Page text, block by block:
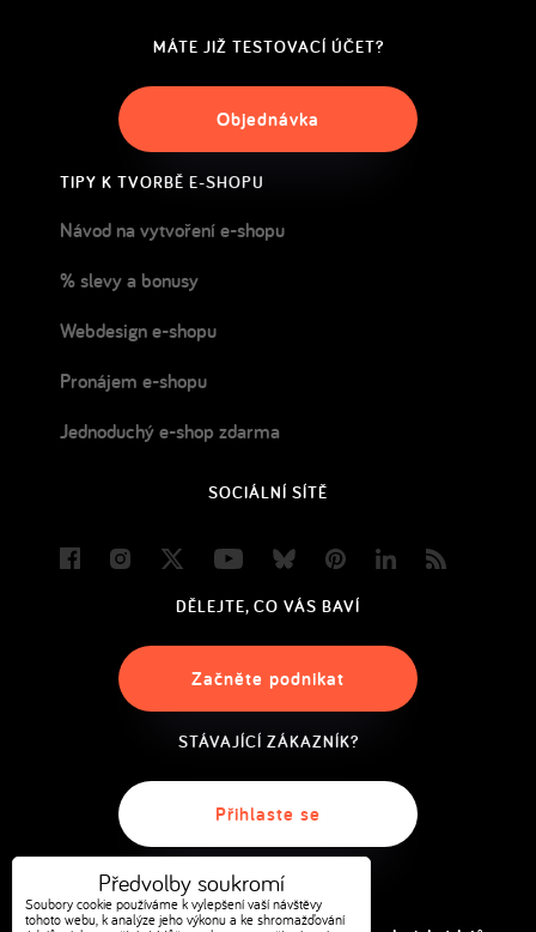
MÁTE JIŽ TESTOVACÍ ÚČET?
Objednávka
TIPY K TVORBĚ E-SHOPU
Návod na vytvoření e-shopu
% slevy a bonusy
Webdesign e-shopu
Pronájem e-shopu
Jednoduchý e-shop zdarma
SOCIÁLNÍ SÍTĚ
FacebookInstagram
Twitter YoutubeBlueskyPinterestLinkedIn
DĚLEJTE, CO VÁS BAVÍ
Začněte podnikat
STÁVAJÍCÍ ZÁKAZNÍK?
Přihlaste se
Předvolby soukromí
Soubory cookie používáme k vylepšení vaší návštěvy
tohoto webu, k analýze jeho výkonu a ke shromažďování